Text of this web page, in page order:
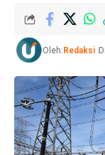
Oleh: Redaksi